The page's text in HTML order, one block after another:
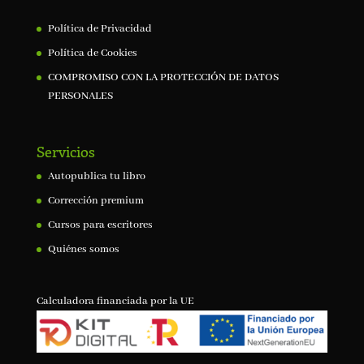
Política de Privacidad
Política de Cookies
COMPROMISO CON LA PROTECCIÓN DE DATOS
PERSONALES
Servicios
Autopublica tu libro
Corrección premium
Cursos para escritores
Quiénes somos
Calculadora financiada por la UE